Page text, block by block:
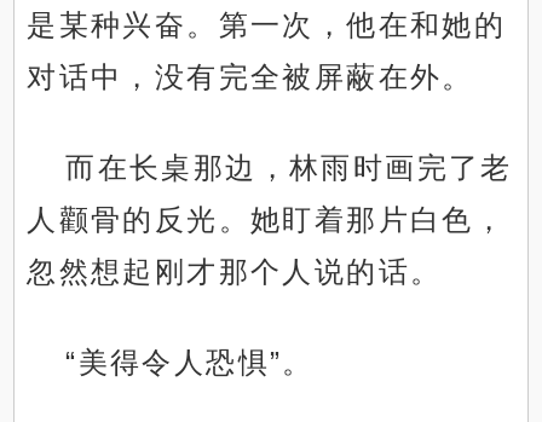
是某种兴奋。第一次，他在和她的
对话中，没有完全被屏蔽在外。
而在长桌那边，林雨时画完了老
人颧骨的反光。她盯着那片白色，
忽然想起刚才那个人说的话。
“美得令人恐惧”。